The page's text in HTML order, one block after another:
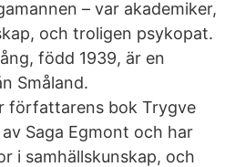
– var akademiker,
och troligen psykopat.
född 1939, är en
Småland.
författarens bok Trygve
Saga Egmont och har
i samhällskunskap, och